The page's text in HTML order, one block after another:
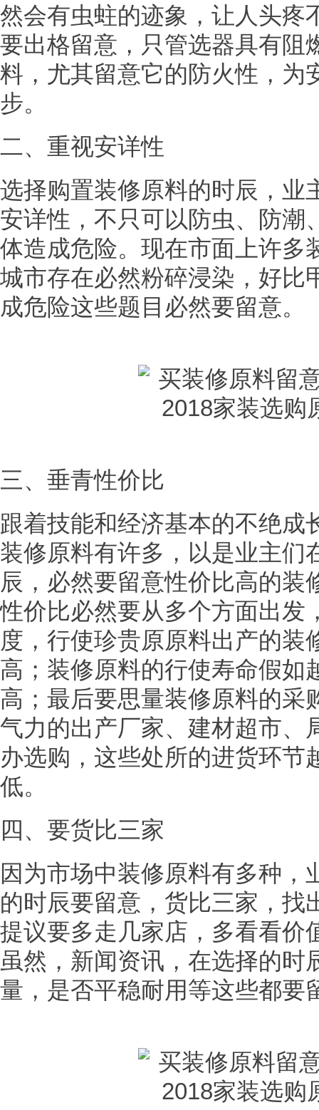
然会有虫蛀的迹象，让人头疼
要出格留意，只管选器具有阻
料，尤其留意它的防火性，为
步。
二、重视安详性
选择购置装修原料的时辰，业
安详性，不只可以防虫、防潮
体造成危险。现在市面上许多
城市存在必然粉碎浸染，好比
成危险这些题目必然要留意。
三、垂青性价比
跟着技能和经济基本的不绝成
装修原料有许多，以是业主们
辰，必然要留意性价比高的装
性价比必然要从多个方面出发
度，行使珍贵原原料出产的装
高；装修原料的行使寿命假如
高；最后要思量装修原料的采
气力的出产厂家、建材超市、
办选购，这些处所的进货环节
低。
四、要货比三家
因为市场中装修原料有多种，
的时辰要留意，货比三家，找
提议要多走几家店，多看看价
虽然，新闻资讯，在选择的时
量，是否平稳耐用等这些都要